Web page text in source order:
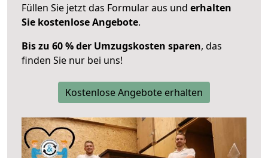
Füllen Sie jetzt das Formular aus und erhalten
Sie kostenlose Angebote.
Bis zu 60 % der Umzugskosten sparen, das
finden Sie nur bei uns!
Kostenlose Angebote erhalten